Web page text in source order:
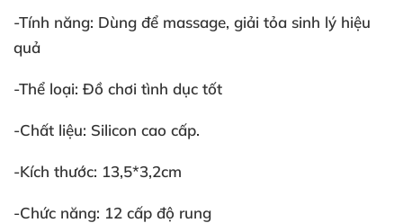
-Tính năng: Dùng để massage, giải tỏa sinh lý hiệu
quả
-Thể loại: Đồ chơi tình dục tốt
-Chất liệu: Silicon cao cấp.
-Kích thước: 13,5*3,2cm
-Chức năng: 12 cấp độ rung